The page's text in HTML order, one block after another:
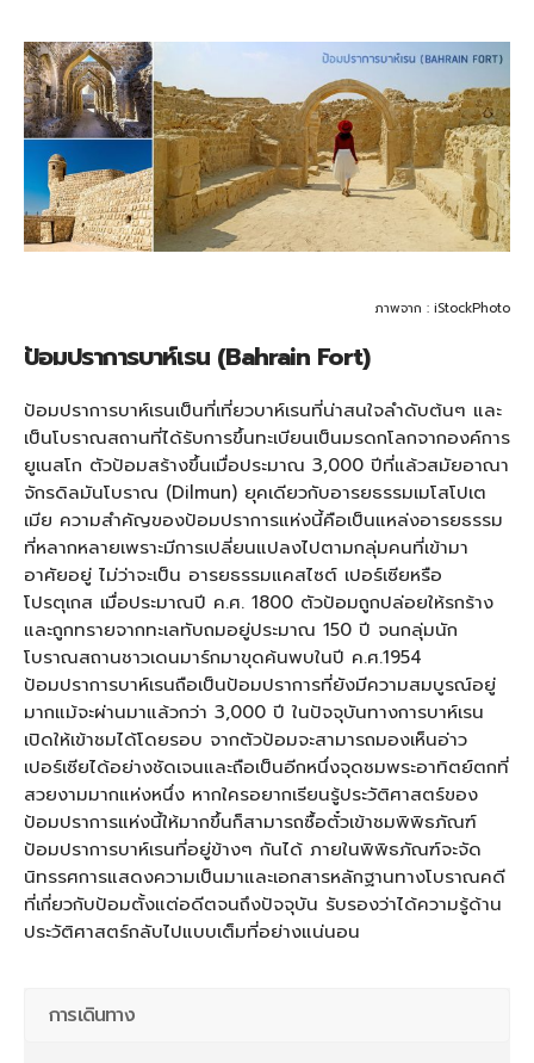
ภาพจาก : iStockPhoto
ป้อมปราการบาห์เรน (Bahrain Fort)
ป้อมปราการบาห์เรนเป็นที่เที่ยวบาห์เรนที่น่าสนใจลำดับต้นๆ และ
เป็นโบราณสถานที่ได้รับการขึ้นทะเบียนเป็นมรดกโลกจากองค์การ
ยูเนสโก ตัวป้อมสร้างขึ้นเมื่อประมาณ 3,000 ปีที่แล้วสมัยอาณา
จักรดิลมันโบราณ (Dilmun) ยุคเดียวกับอารยธรรมเมโสโปเต
เมีย ความสำคัญของป้อมปราการแห่งนี้คือเป็นแหล่งอารยธรรม
ที่หลากหลายเพราะมีการเปลี่ยนแปลงไปตามกลุ่มคนที่เข้ามา
อาศัยอยู่ ไม่ว่าจะเป็น อารยธรรมแคสไซต์ เปอร์เซียหรือ
โปรตุเกส เมื่อประมาณปี ค.ศ. 1800 ตัวป้อมถูกปล่อยให้รกร้าง
และถูกทรายจากทะเลทับถมอยู่ประมาณ 150 ปี จนกลุ่มนัก
โบราณสถานชาวเดนมาร์กมาขุดค้นพบในปี ค.ศ.1954
ป้อมปราการบาห์เรนถือเป็นป้อมปราการที่ยังมีความสมบูรณ์อยู่
มากแม้จะผ่านมาแล้วกว่า 3,000 ปี ในปัจจุบันทางการบาห์เรน
เปิดให้เข้าชมได้โดยรอบ จากตัวป้อมจะสามารถมองเห็นอ่าว
เปอร์เซียได้อย่างชัดเจนและถือเป็นอีกหนึ่งจุดชมพระอาทิตย์ตกที่
สวยงามมากแห่งหนึ่ง หากใครอยากเรียนรู้ประวัติศาสตร์ของ
ป้อมปราการแห่งนี้ให้มากขึ้นก็สามารถซื้อตั๋วเข้าชมพิพิธภัณฑ์
ป้อมปราการบาห์เรนที่อยู่ข้างๆ กันได้ ภายในพิพิธภัณฑ์จะจัด
นิทรรศการแสดงความเป็นมาและเอกสารหลักฐานทางโบราณคดี
ที่เกี่ยวกับป้อมตั้งแต่อดีตจนถึงปัจจุบัน รับรองว่าได้ความรู้ด้าน
ประวัติศาสตร์กลับไปแบบเต็มที่อย่างแน่นอน
การเดินทาง